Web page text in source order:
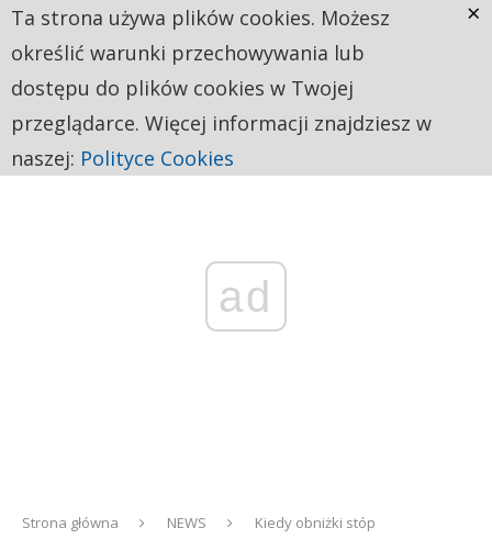
ad
Strona główna NEWS
Kiedy obniżki stóp
Ta strona używa plików cookies. Możesz
określić warunki przechowywania lub
dostępu do plików cookies w Twojej
przeglądarce. Więcej informacji znajdziesz w
naszej: Polityce Cookies
×